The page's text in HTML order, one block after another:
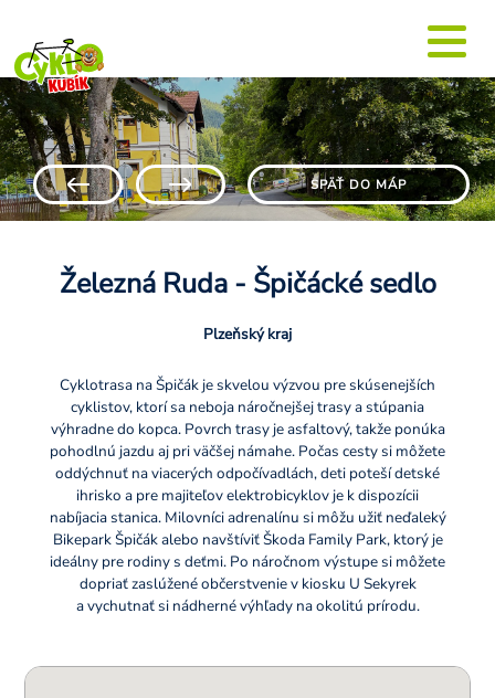
SPÄŤ DO MÁP
Železná Ruda - Špičácké sedlo
Plzeňský kraj
Cyklotrasa na Špičák je skvelou výzvou pre skúsenejších
cyklistov, ktorí sa neboja náročnejšej trasy a stúpania
výhradne do kopca. Povrch trasy je asfaltový, takže ponúka
pohodlnú jazdu aj pri väčšej námahe. Počas cesty si môžete
oddýchnuť na viacerých odpočívadlách, deti poteší detské
ihrisko a pre majiteľov elektrobicyklov je k dispozícii
nabíjacia stanica. Milovníci adrenalínu si môžu užiť neďaleký
Bikepark Špičák alebo navštíviť Škoda Family Park, ktorý je
ideálny pre rodiny s deťmi. Po náročnom výstupe si môžete
dopriať zaslúžené občerstvenie v kiosku U Sekyrek
a vychutnať si nádherné výhľady na okolitú prírodu.